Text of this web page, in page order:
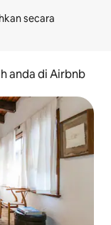
secara
anda di Airbnb